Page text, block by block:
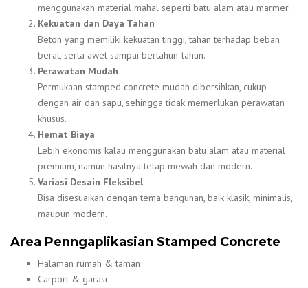
menggunakan material mahal seperti batu alam atau marmer.
Kekuatan dan Daya Tahan
Beton yang memiliki kekuatan tinggi, tahan terhadap beban
berat, serta awet sampai bertahun-tahun.
Perawatan Mudah
Permukaan stamped concrete mudah dibersihkan, cukup
dengan air dan sapu, sehingga tidak memerlukan perawatan
khusus.
Hemat Biaya
Lebih ekonomis kalau menggunakan batu alam atau material
premium, namun hasilnya tetap mewah dan modern.
Variasi Desain Fleksibel
Bisa disesuaikan dengan tema bangunan, baik klasik, minimalis,
maupun modern.
Area Penngaplikasian Stamped Concrete
Halaman rumah & taman
Carport & garasi